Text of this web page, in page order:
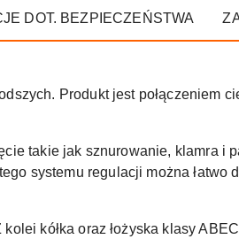
DOT. BEZPIECZEŃSTWA
Produkt jest połączeniem
takie jak sznurowanie, klamra i
systemu regulacji można łatwo
kółka oraz łożyska klasy